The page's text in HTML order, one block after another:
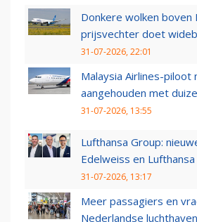
Donkere wolken boven
prijsvechter doet
31-07-2026, 22:01
Malaysia Airlines-piloot
aangehouden met
31-07-2026, 13:55
Lufthansa Group:
Edelweiss en
31-07-2026, 13:17
Meer passagiers en
Nederlandse